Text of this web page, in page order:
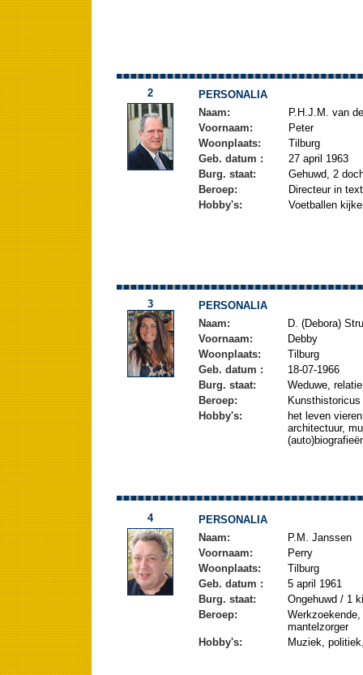
2
PERSONALIA
Naam:
P.H.J.M. van
Voornaam:
Peter
Woonplaats:
Tilburg
Geb. datum :
27 april 1963
Burg. staat:
Gehuwd, 2
Beroep:
Directeur in
Hobby's:
Voetballen
3
PERSONALIA
Naam:
D. (Debora)
Voornaam:
Debby
Woonplaats:
Tilburg
Geb. datum :
18-07-1966
Burg. staat:
Weduwe,
Beroep:
Hobby's:
het leven
architectuur,
4
PERSONALIA
Naam:
P.M. Janssen
Voornaam:
Perry
Woonplaats:
Tilburg
Geb. datum :
5 april 1961
Burg. staat:
Ongehuwd / 1
Beroep:
mantelzorger
Hobby's:
Muziek,